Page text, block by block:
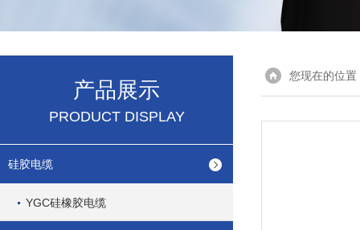
产品展示
PRODUCT DISPLAY
硅胶电缆
YGC硅橡胶电缆
您现在的位置